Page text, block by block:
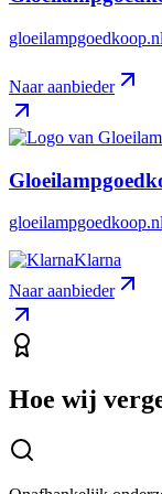
gloeilampgoedkoop.nl
Naar aanbieder
Klarna
Naar aanbieder
Hoe wij